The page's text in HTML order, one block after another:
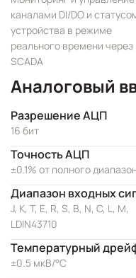
каналами DI/DO и
устройства в режиме
реального времени через
SCADA
Аналоговый
Разрешение АЦП
16 бит
Точность АЦП
±0.1% от полного
Диапазон входных
J, K, T, E, R, S, B, N, C, L, M,
LDIN43710
Температурный
±0.5 мкВ/°C